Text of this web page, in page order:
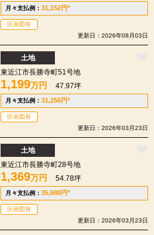
月々支払例：31,152円*
区画図有
更新日：2026年08月03日
土地
東近江市長勝寺町51号地
1,199万円 47.97坪
月々支払例：31,256円*
区画図有
更新日：2026年03月23日
土地
東近江市長勝寺町28号地
1,369万円 54.78坪
月々支払例：35,688円*
区画図有
更新日：2026年03月23日